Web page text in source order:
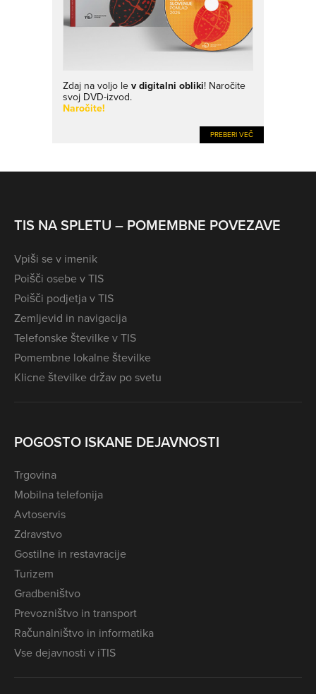
Zdaj na voljo lev digitalni obliki! Naročite
svoj DVD-izvod.
Naročite!
PREBERI VEČ
TIS NA SPLETU – POMEMBNE POVEZAVE
Vpiši se v imenik
Poišči osebe v TIS
Poišči podjetja v TIS
Zemljevid in navigacija
Telefonske številke v TIS
Pomembne lokalne številke
Klicne številke držav po svetu
POGOSTO ISKANE DEJAVNOSTI
Trgovina
Mobilna telefonija
Avtoservis
Zdravstvo
Gostilne in restavracije
Turizem
Gradbeništvo
Prevozništvo in transport
Računalništvo in informatika
Vse dejavnosti v iTIS